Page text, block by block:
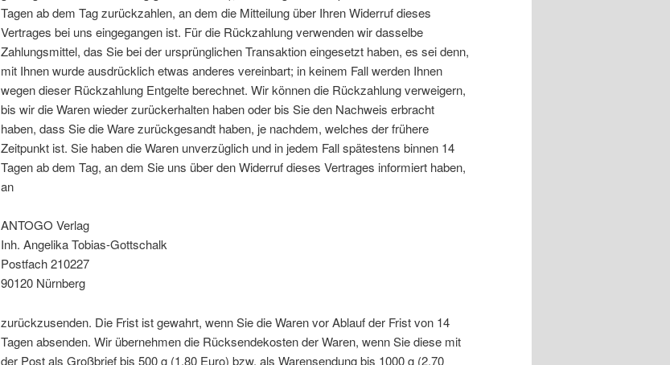
Tagen ab dem Tag zurückzahlen, an dem die Mitteilung über Ihren Widerruf dieses
Vertrages bei uns eingegangen ist. Für die Rückzahlung verwenden wir dasselbe
Zahlungsmittel, das Sie bei der ursprünglichen Transaktion eingesetzt haben, es sei denn,
mit Ihnen wurde ausdrücklich etwas anderes vereinbart; in keinem Fall werden Ihnen
wegen dieser Rückzahlung Entgelte berechnet. Wir können die Rückzahlung verweigern,
bis wir die Waren wieder zurückerhalten haben oder bis Sie den Nachweis erbracht
haben, dass Sie die Ware zurückgesandt haben, je nachdem, welches der frühere
Zeitpunkt ist. Sie haben die Waren unverzüglich und in jedem Fall spätestens binnen 14
Tagen ab dem Tag, an dem Sie uns über den Widerruf dieses Vertrages informiert haben,
an
ANTOGO Verlag
Inh. Angelika Tobias-Gottschalk
Postfach 210227
90120 Nürnberg
zurückzusenden. Die Frist ist gewahrt, wenn Sie die Waren vor Ablauf der Frist von 14
Tagen absenden. Wir übernehmen die Rücksendekosten der Waren, wenn Sie diese mit
der Post als Großbrief bis 500 g (1,80 Euro) bzw. als Warensendung bis 1000 g (2,70